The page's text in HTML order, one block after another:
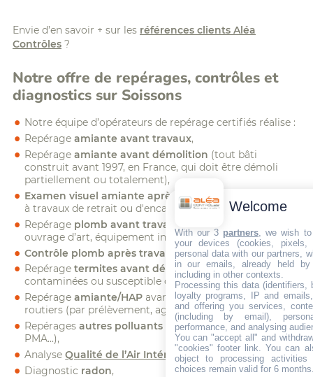
Envie d’en savoir + sur les références clients Aléa
Contrôles ?
Notre offre de repérages, contrôles et
diagnostics sur Soissons
Notre équipe d’opérateurs de repérage certifiés réalise :
Repérageamiante avant travaux,
Repérageamiante avant démolition (tout bâti
construit avant 1997, en France, qui doit être démoli
partiellement ou totalement),
Examen visuel amiante après travaux
à travaux de retrait ou d'encapsulage d'amiante),
Repérage plomb avant travaux/démolition
ouvrage d’art, équipement industriel…),
Contrôle plomb après travaux,
Repéragetermites avant démolition(sur zone
contaminées ou susceptible de l’être),
Repérageamiante/HAP avant travaux sur enrobés
routiers (par prélèvement, agrégats ou carottes),
Repéragesautres polluants avant travaux(FCR, silice,
PMA...),
AnalyseQualité de l’Air Intérieur(QAI)
Diagnostic radon,
Welcome
With our 3 partners , we wish
your devices (cookies,
personal data with our partners,
in our emails, already held
including in other contexts.
Processing this data (identifiers,
loyalty programs, IP and
and offering you services,
(including by email),
performance, and analysing
You can "accept all" and
"cookies" footer link . You can
object to processing
choices remain valid for 6